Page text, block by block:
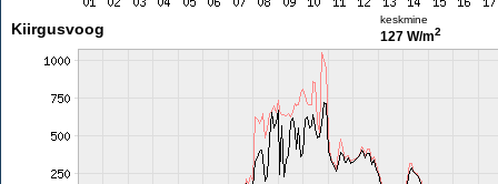
Kiirgusvoog
keskmine
127 W/m2